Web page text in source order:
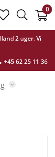
2 uger. Vi
+45 62 25 11 36
heart
light
search
light
0